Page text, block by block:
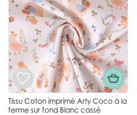
Tissu Coton imprimé Arty Coco à la
ferme sur fond Blanc cassé